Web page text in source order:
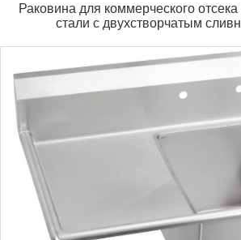
Раковина для коммерческого
стали с двухстворчатым